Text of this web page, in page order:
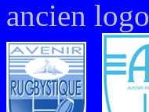
ancien logo